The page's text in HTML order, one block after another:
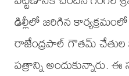
ఢిల్లీలో జరిగిన
రాజేంద్రపాల్ గౌతమ్
పత్రాన్ని అందుకున్నారు.